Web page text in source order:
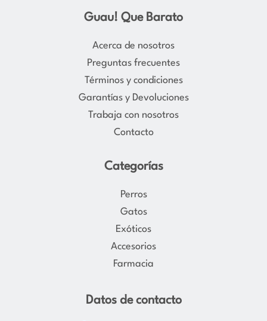
s
t
a
r
a
m
c
e
b
o
k
Guau! Que Barato
Acerca de nosotros
Preguntas frecuentes
Términos y condiciones
Garantías y Devoluciones
Trabaja con nosotros
Contacto
Categorías
Perros
Gatos
Exóticos
Accesorios
Farmacia
Datos de contacto